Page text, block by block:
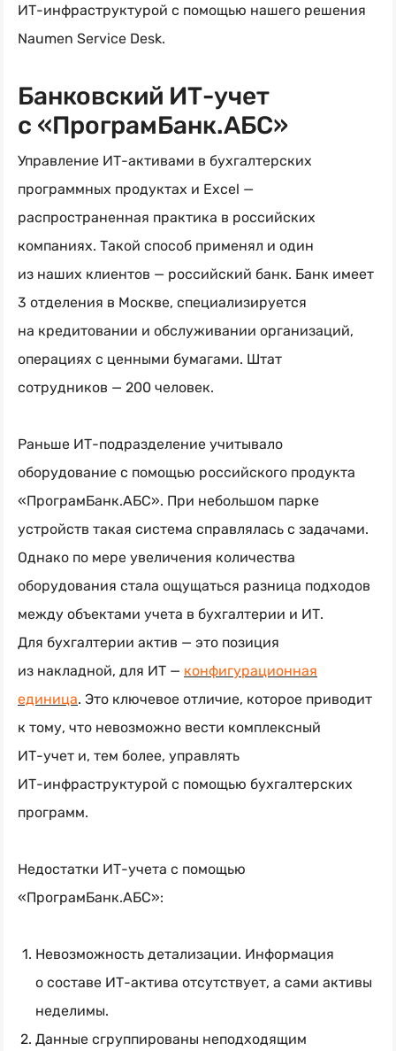
ИТ-инфраструктурой с помощью нашего решения
Naumen Service Desk.
Банковский ИТ-учет
с «ПрограмБанк.АБС»
Управление ИТ-активами в бухгалтерских
программных продуктах и Excel —
распространенная практика в российских
компаниях. Такой способ применял и один
из наших клиентов — российский банк. Банк имеет
3 отделения в Москве, специализируется
на кредитовании и обслуживании организаций,
операциях с ценными бумагами. Штат
сотрудников — 200 человек.
Раньше ИТ-подразделение учитывало
оборудование с помощью российского продукта
«ПрограмБанк.АБС». При небольшом парке
устройств такая система справлялась с задачами.
Однако по мере увеличения количества
оборудования стала ощущаться разница подходов
между объектами учета в бухгалтерии и ИТ.
Для бухгалтерии актив — это позиция
из накладной, для ИТ — конфигурационная
единица. Это ключевое отличие, которое приводит
к тому, что невозможно вести комплексный
ИТ-учет и, тем более, управлять
ИТ-инфраструктурой с помощью бухгалтерских
программ.
Недостатки ИТ-учета с помощью
«ПрограмБанк.АБС»:
Невозможность детализации. Информация
о составе ИТ-актива отсутствует, а сами активы
неделимы.
Данные сгруппированы неподходящим